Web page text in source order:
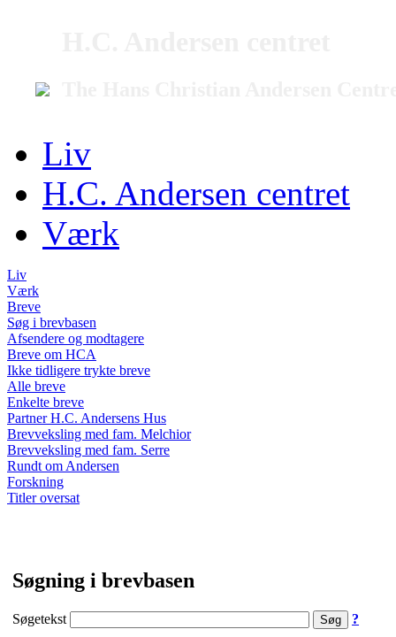
Liv
H.C. Andersen centret
Værk
Liv
Værk
Breve
Søg i brevbasen
Afsendere og modtagere
Breve om HCA
Ikke tidligere trykte breve
Alle breve
Enkelte breve
Partner H.C. Andersens Hus
Brevveksling med fam. Melchior
Brevveksling med fam. Serre
Rundt om Andersen
Forskning
Titler oversat
Søgning i brevbasen
Søgetekst ?